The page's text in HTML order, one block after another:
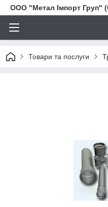
ООО "Метал Імпорт Груп"
Товари та послуги